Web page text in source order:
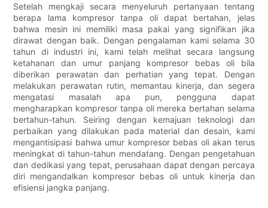
Setelah mengkaji secara menyeluruh pertanyaan tentang
berapa lama kompresor tanpa oli dapat bertahan, jelas
bahwa mesin ini memiliki masa pakai yang signifikan jika
dirawat dengan baik. Dengan pengalaman kami selama 30
tahun di industri ini, kami telah melihat secara langsung
ketahanan dan umur panjang kompresor bebas oli bila
diberikan perawatan dan perhatian yang tepat. Dengan
melakukan perawatan rutin, memantau kinerja, dan segera
mengatasi masalah apa pun, pengguna dapat
mengharapkan kompresor tanpa oli mereka bertahan selama
bertahun-tahun. Seiring dengan kemajuan teknologi dan
perbaikan yang dilakukan pada material dan desain, kami
mengantisipasi bahwa umur kompresor bebas oli akan terus
meningkat di tahun-tahun mendatang. Dengan pengetahuan
dan dedikasi yang tepat, perusahaan dapat dengan percaya
diri mengandalkan kompresor bebas oli untuk kinerja dan
efisiensi jangka panjang.